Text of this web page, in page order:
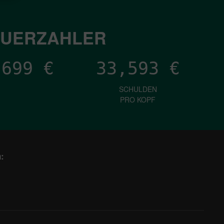
€ 33,593 €
SCHULDEN
PRO KOPF